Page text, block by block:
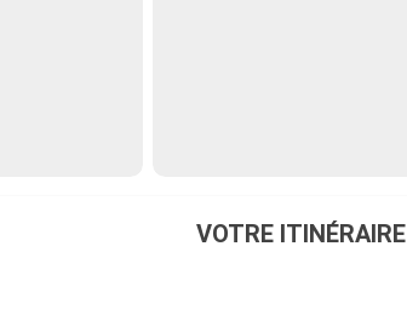
VOTRE ITINÉRAIRE